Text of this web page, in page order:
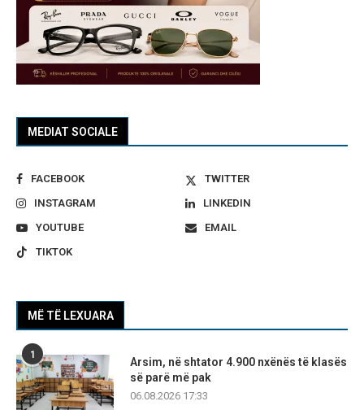
MEDIAT SOCIALE
FACEBOOK
TWITTER
INSTAGRAM
LINKEDIN
YOUTUBE
EMAIL
TIKTOK
MË TË LEXUARA
1
Arsim, në shtator 4.900 nxënës të klasës
së parë më pak
06.08.2026 17:33